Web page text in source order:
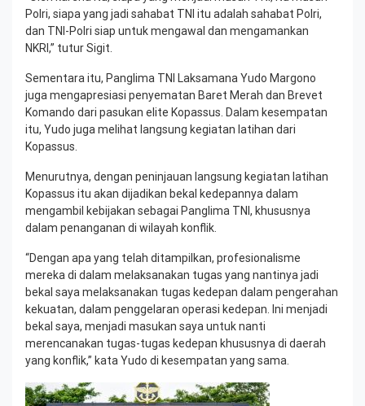
Polri, siapa yang jadi sahabat TNI itu adalah sahabat Polri,
dan TNI-Polri siap untuk mengawal dan mengamankan
NKRI,” tutur Sigit.
Sementara itu, Panglima TNI Laksamana Yudo Margono
juga mengapresiasi penyematan Baret Merah dan Brevet
Komando dari pasukan elite Kopassus. Dalam kesempatan
itu, Yudo juga melihat langsung kegiatan latihan dari
Kopassus.
Menurutnya, dengan peninjauan langsung kegiatan latihan
Kopassus itu akan dijadikan bekal kedepannya dalam
mengambil kebijakan sebagai Panglima TNI, khususnya
dalam penanganan di wilayah konflik.
“Dengan apa yang telah ditampilkan, profesionalisme
mereka di dalam melaksanakan tugas yang nantinya jadi
bekal saya melaksanakan tugas kedepan dalam pengerahan
kekuatan, dalam penggelaran operasi kedepan. Ini menjadi
bekal saya, menjadi masukan saya untuk nanti
merencanakan tugas-tugas kedepan khususnya di daerah
yang konflik,” kata Yudo di kesempatan yang sama.